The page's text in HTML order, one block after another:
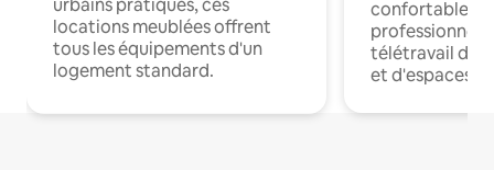
urbains pratiques, ces
locations meublées offrent
tous les équipements d'un
logement standard.
confortables
professionnels
télétravail
et d'espaces